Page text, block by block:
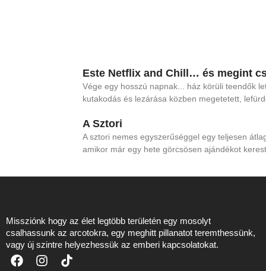
Este Netflix and Chill… és megint
Vége egy hosszú napnak... ház körüli teendők
kutakodás és lezárása közben megetetett,
A Sztori
A sztori nemes egyszerűséggel egy teljesen
amikor már egy hete görcsösen ajándékot
Missziónk hogy az élet legtöbb területén egy mosolyt
csalhassunk az arcotokra, egy meghitt pillanatot teremthessünk,
vagy új szintre helyezhessük az emberi kapcsolatokat.